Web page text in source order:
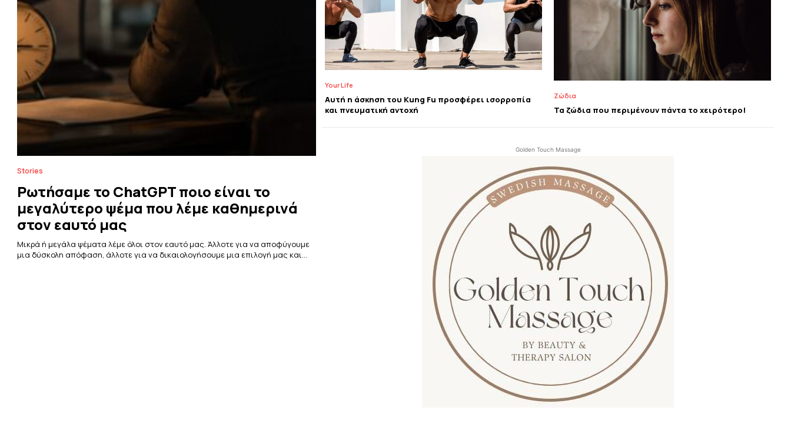
Stories
Ρωτήσαμε το ChatGPT ποιο είναι το
μεγαλύτερο ψέμα που λέμε καθημερινά
στον εαυτό μας
Μικρά ή μεγάλα ψέματα λέμε όλοι στον εαυτό μας. Άλλοτε για να αποφύγουμε
μια δύσκολη απόφαση, άλλοτε για να δικαιολογήσουμε μια επιλογή μας και...
Your Life
Αυτή η άσκηση του Kung Fu προσφέρει ισορροπία
και πνευματική αντοχή
Ζώδια
Τα ζώδια που περιμένουν πάντα το χειρότερο!
Golden Touch Massage